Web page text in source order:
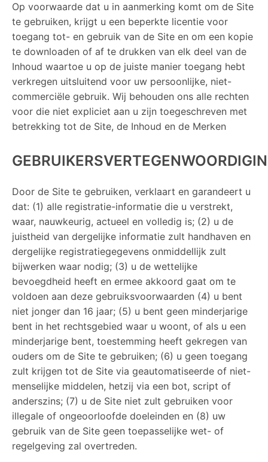
Op voorwaarde dat u in aanmerking komt om de Site
te gebruiken, krijgt u een beperkte licentie voor
toegang tot- en gebruik van de Site en om een ​​kopie
te downloaden of af te drukken van elk deel van de
Inhoud waartoe u op de juiste manier toegang hebt
verkregen uitsluitend voor uw persoonlijke, niet-
commerciële gebruik. Wij behouden ons alle rechten
voor die niet expliciet aan u zijn toegeschreven met
betrekking tot de Site, de Inhoud en de Merken
Door de Site te gebruiken, verklaart en garandeert u
dat: (1) alle registratie-informatie die u verstrekt,
waar, nauwkeurig, actueel en volledig is; (2) u de
juistheid van dergelijke informatie zult handhaven en
dergelijke registratiegegevens onmiddellijk zult
bijwerken waar nodig; (3) u de wettelijke
bevoegdheid heeft en ermee akkoord gaat om te
voldoen aan deze gebruiksvoorwaarden (4) u bent
niet jonger dan 16 jaar; (5) u bent geen minderjarige
bent in het rechtsgebied waar u woont, of als u een
minderjarige bent, toestemming heeft gekregen van
ouders om de Site te gebruiken; (6) u geen toegang
zult krijgen tot de Site via geautomatiseerde of niet-
menselijke middelen, hetzij via een bot, script of
anderszins; (7) u de Site niet zult gebruiken voor
illegale of ongeoorloofde doeleinden en (8) uw
gebruik van de Site geen toepasselijke wet- of
regelgeving zal overtreden.